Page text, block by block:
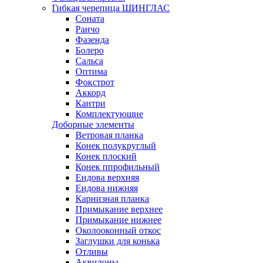
Гибкая черепица ШИНГЛАС
Соната
Ранчо
Фазенда
Болеро
Сальса
Оптима
Фокстрот
Аккорд
Кантри
Комплектующие
Доборные элементы
Ветровая планка
Конек полукруглый
Конек плоский
Конек ппрофильный
Ендова верхняя
Ендова нижняя
Карнизная планка
Примыкание верхнее
Примыкание нижнее
Околооконный откос
Заглушки для конька
Отливы